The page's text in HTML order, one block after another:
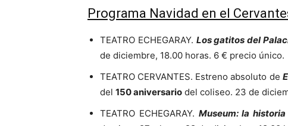
Programa Navidad en el
TEATRO ECHEGARAY. Los gatitos del
de diciembre, 18.00 horas. 6 € precio único.
TEATRO CERVANTES. Estreno absoluto de
del 150 aniversario del coliseo. 23 de
TEATRO ECHEGARAY. Museum: la